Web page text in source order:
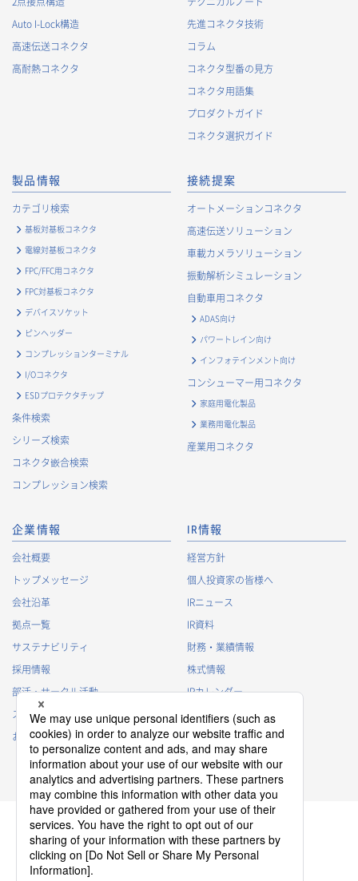
当社が取得する個人情報の利用目的は、次の通りです。当社
は、次の利用目的を、関連性を有すると合理的に認められる範
囲で変更することがあり、変更した場合には、変更された利用
お客様に対する当社製品のご案内のため
お客様に対するキャンペーン、イベント開催案内等の情報
等、お客様へのサービス向上のため
・
お客様の情報管理のため
・
お客様との取引の進捗状況を管理するため
・
お客様に対してアンケートを実施するため
・
お客様からのお問合せに対して対応するため
・
マーケティング調査及び分析のため
お取引先および業務上関係する他社・団体・官公庁の方に関す
る個人情報
・
お問い合わせ対応、商談、打合せ等業務上必要な対応およ
・
契約の履行または事業上必要な取引先情報の管理のため
・
当社事業および取引に関するアンケート調査等への協力依
・
官公庁・各種業界団体等への報告・届出のため
採用応募者に関する個人情報
・
採用選考のため
・
当社における採用業務管理のため
・
その他、法令の定め、または法的権限のある当局の法令に
基づく命令・指導等に従った対応
退職者から取得した個人情報
・
退職後の連絡
・
その他、法令の定め、または法的権限のある当局の法令に
基づく命令・指導等に従った対応
3. 個人情報の第三者提供について
当社は、以下の場合を除き、個人情報を第三者に提供すること
はございません。
(1)
事前にご本人の同意を得ている場合
(2)
利用目的の達成のため、当社が適切な監督を行う業務委託
先、当社関連会社または代理店等に提供する場合
Auto I-Lock構造
高速伝送コネクタ
高耐熱コネクタ
先進コネクタ技術
コラム
コネクタ型番の見方
コネクタ用語集
プロダクトガイド
コネクタ選択ガイド
製品情報
カテゴリ検索
基板対基板コネクタ
電線対基板コネクタ
FPC/FFC用コネクタ
FPC対基板コネクタ
デバイスソケット
ピンヘッダー
コンプレッションターミナル
I/Oコネクタ
ESDプロテクタチップ
条件検索
シリーズ検索
コネクタ嵌合検索
コンプレッション検索
接続提案
オートメーションコネクタ
高速伝送ソリューション
車載カメラソリューション
振動解析シミュレーション
自動車用コネクタ
ADAS向け
パワートレイン向け
インフォテインメント向け
コンシューマー用コネクタ
家庭用電化製品
業務用電化製品
産業用コネクタ
企業情報
会社概要
トップメッセージ
会社沿革
拠点一覧
サステナビリティ
採用情報
部活・サークル活動
スポンサー活動
お問い合わせ
IR情報
経営方針
個人投資家の皆様へ
IRニュース
IR資料
財務・業績情報
株式情報
IRカレンダー
IRに関するよくあるご質問
IRポリシー
免責事項